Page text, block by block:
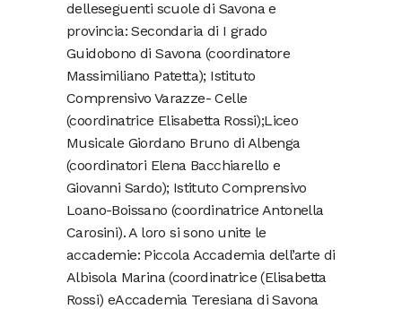
delleseguenti scuole di Savona e
provincia: Secondaria di I grado
Guidobono di Savona (coordinatore
Massimiliano Patetta); Istituto
Comprensivo Varazze- Celle
(coordinatrice Elisabetta Rossi);Liceo
Musicale Giordano Bruno di Albenga
(coordinatori Elena Bacchiarello e
Giovanni Sardo); Istituto Comprensivo
Loano-Boissano (coordinatrice Antonella
Carosini). A loro si sono unite le
accademie: Piccola Accademia dell’arte di
Albisola Marina (coordinatrice (Elisabetta
Rossi) eAccademia Teresiana di Savona